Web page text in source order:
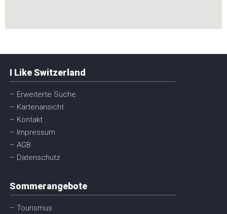
I Like Switzerland
– Erweiterte Suche
– Kartenansicht
– Kontakt
– Impressum
– AGB
– Datenschutz
Sommerangebote
– Tourismus